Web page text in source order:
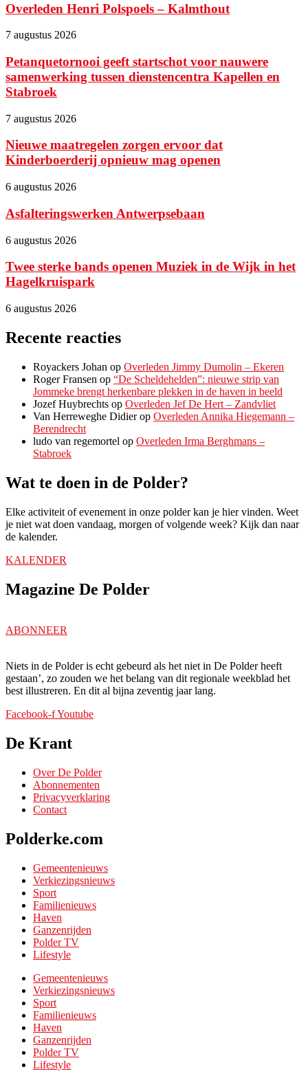
Overleden Henri Polspoels – Kalmthout
7 augustus 2026
Petanquetornooi geeft startschot voor nauwere
samenwerking tussen dienstencentra Kapellen en
Stabroek
7 augustus 2026
Nieuwe maatregelen zorgen ervoor dat
Kinderboerderij opnieuw mag openen
6 augustus 2026
Asfalteringswerken Antwerpsebaan
6 augustus 2026
Twee sterke bands openen Muziek in de Wijk in het
Hagelkruispark
6 augustus 2026
Recente reacties
Royackers Johan op Overleden Jimmy Dumolin – Ekeren
Roger Fransen op “De Scheldehelden”: nieuwe strip van
Jommeke brengt herkenbare plekken in de haven in beeld
Jozef Huybrechts op Overleden Jef De Hert – Zandvliet
Van Herreweghe Didierop Overleden Annika Hiegemann –
Berendrecht
ludo van regemortel op Overleden Irma Berghmans –
Stabroek
Wat te doen in de Polder?
Elke activiteit of evenement in onze polder kan je hier vinden. Weet
je niet wat doen vandaag, morgen of volgende week? Kijk dan naar
de kalender.
KALENDER
Magazine De Polder
ABONNEER
Niets in de Polder is echt gebeurd als het niet in De Polder heeft
gestaan’, zo zouden we het belang van dit regionale weekblad het
best illustreren. En dit al bijna zeventig jaar lang.
Facebook-fYoutube
De Krant
Over De Polder
Abonnementen
Privacyverklaring
Contact
Polderke.com
Gemeentenieuws
Verkiezingsnieuws
Sport
Familienieuws
Haven
Ganzenrijden
Polder TV
Lifestyle
Gemeentenieuws
Verkiezingsnieuws
Sport
Familienieuws
Haven
Ganzenrijden
Polder TV
Lifestyle